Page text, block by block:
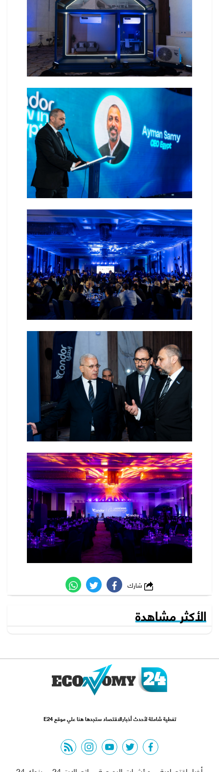
الأكثر مشاهدة
تغطية شاملة لأحدث أخبارالاقتصاد ستجدها هنا علي موقع E24
facebook
twitter
youtube
instagram
rss feed